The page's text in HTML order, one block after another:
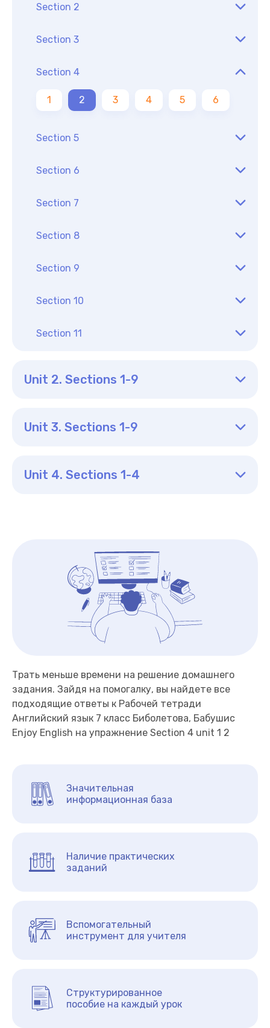
Section 2
Section 3
Section 4
1 2 3 4 5 6
Section 5
Section 6
Section 7
Section 8
Section 9
Section 10
Section 11
Unit 2. Sections 1-9
Unit 3. Sections 1-9
Unit 4. Sections 1-4
Трать меньше времени на решение домашнего
задания. Зайдя на помогалку, вы найдете все
подходящие ответы к Рабочей тетради
Английский язык 7 класс Биболетова, Бабушис
Enjoy English на упражнение Section 4 unit 1 2
Значительная
информационная база
Наличие практических
заданий
Вспомогательный
инструмент для учителя
Структурированное
пособие на каждый урок